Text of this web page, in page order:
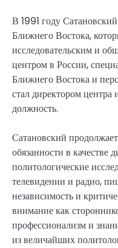
В 1991 году
Ближнего Востока,
исследовательским и
центром в России,
Ближнего Востока и
стал директором центра
должность.
Сатановский
обязанности в качестве
политологические
телевидении и радио,
независимость и
внимание как
профессионализм и
из величайших